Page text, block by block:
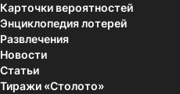
Карточки вероятностей
Энциклопедия лотерей
Развлечения
Новости
Статьи
Тиражи «Столото»